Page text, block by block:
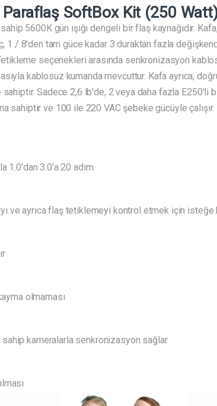
SoftBox Kit (250
5600K gün ışığı dengeli bir flaş kaynağıdır.
1 / 8'den tam güce kadar 3 duraktan fazla
seçenekleri arasında senkronizasyon
kablosuz kumanda mevcuttur. Kafa ayrıca,
Sadece 2,6 lb'de, 2 veya daha fazla E250'li
sahiptir ve 100 ile 220 VAC şebeke gücüyle çalışır.
1.0'dan 3.0'a 20 adım
ve ayrıca flaş tetiklemeyi kontrol etmek için isteğe
olmaması
kameralarla senkronizasyon sağlar